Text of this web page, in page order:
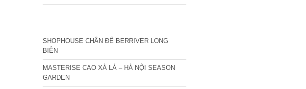
SHOPHOUSE CHÂN ĐẾ BERRIVER LONG
BIÊN
MASTERISE CAO XÀ LÁ – HÀ NỘI SEASON
GARDEN